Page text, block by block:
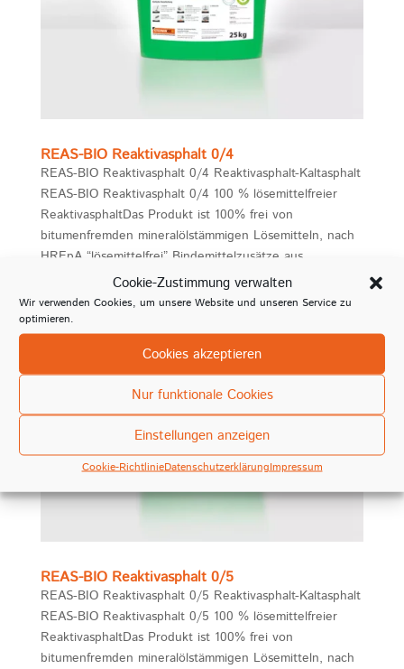
Cookie-Zustimmung verwalten
Wir verwenden Cookies, um unsere Website und unseren Service zu
optimieren.
Cookies akzeptieren
Nur funktionale Cookies
Einstellungen anzeigen
Cookie-RichtlinieDatenschutzerklärungImpressum
REAS-BIO Reaktivasphalt 0/4
REAS-BIO Reaktivasphalt 0/4 Reaktivasphalt-Kaltasphalt
REAS-BIO Reaktivasphalt 0/4 100 % lösemittelfreier
ReaktivasphaltDas Produkt ist 100% frei von
bitumenfremden mineralölstämmigen Lösemitteln, nach
HREpA “lösemittelfrei” Bindemittelzusätze aus
pflanzlichen...
REAS-BIO Reaktivasphalt 0/5
REAS-BIO Reaktivasphalt 0/5 Reaktivasphalt-Kaltasphalt
REAS-BIO Reaktivasphalt 0/5 100 % lösemittelfreier
ReaktivasphaltDas Produkt ist 100% frei von
bitumenfremden mineralölstämmigen Lösemitteln, nach